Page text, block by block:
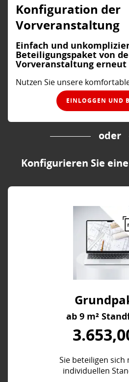
Konfiguration der
Vorveranstaltung
Einfach und
Beteiligungspaket von
Vorveranstaltung erneut
Nutzen Sie unsere
EINLOGGEN UND
oder
Konfigurieren Sie
ab 9 m²
Sie beteiligen sich
individuellen